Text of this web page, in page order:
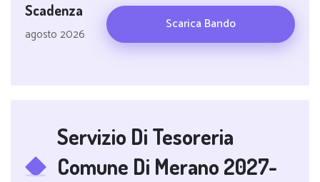
Scadenza
agosto 2026
Scarica Bando
Servizio Di Tesoreria
Comune Di Merano 2027-